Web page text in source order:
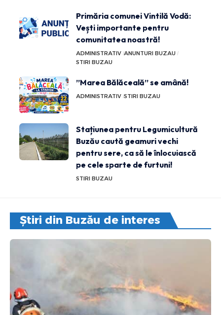
Primăria comunei Vintilă Vodă:
Vești importante pentru
comunitatea noastră!
ADMINISTRATIV ANUNTURI BUZAU
STIRI BUZAU
”Marea Bălăceală” se amână!
ADMINISTRATIV STIRI BUZAU
Stațiunea pentru Legumicultură
Buzău caută geamuri vechi
pentru sere, ca să le înlocuiască
pe cele sparte de furtuni!
STIRI BUZAU
Știri din Buzău de interes